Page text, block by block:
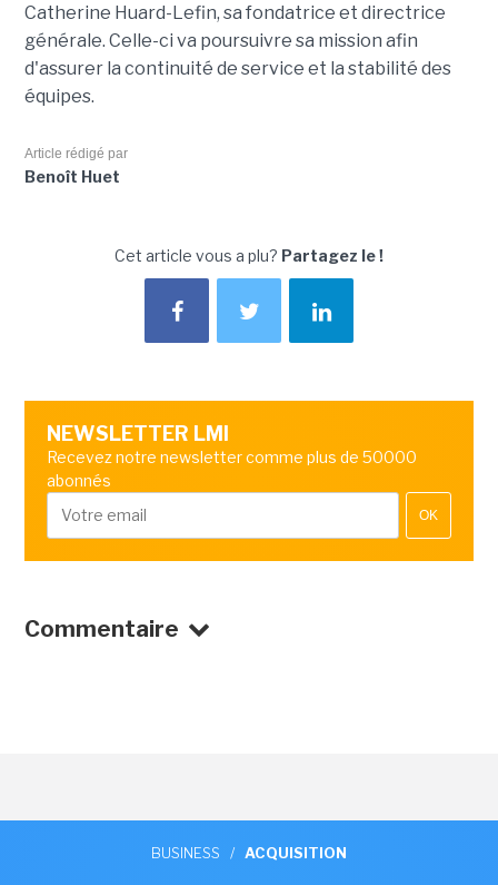
Catherine Huard-Lefin, sa fondatrice et directrice
générale. Celle-ci va poursuivre sa mission afin
d'assurer la continuité de service et la stabilité des
équipes.
Article rédigé par
Benoît Huet
Cet article vous a plu? Partagez le !
NEWSLETTER LMI
Recevez notre newsletter comme plus de 50000
abonnés
OK
Commentaire
BUSINESS / ACQUISITION